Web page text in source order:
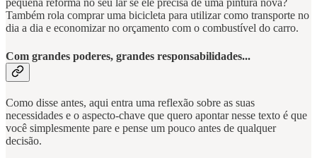
pequena reforma no seu lar se ele precisa de uma pintura nova?
Também rola comprar uma bicicleta para utilizar como transporte no
dia a dia e economizar no orçamento com o combustível do carro.
Com grandes poderes, grandes responsabilidades...
Como disse antes, aqui entra uma reflexão sobre as suas
necessidades e o aspecto-chave que quero apontar nesse texto é que
você simplesmente pare e pense um pouco antes de qualquer
decisão.